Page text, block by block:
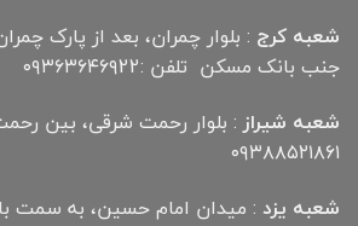
شعبه کرج
جنب بانک مسکن تلفن :۰۹۳۶۳۶۴۶۹22
شعبه شیراز
۰۹۳۸۸۵۲۱۸۶۱
شعبه یزد : میدان امام حسین، به سمت